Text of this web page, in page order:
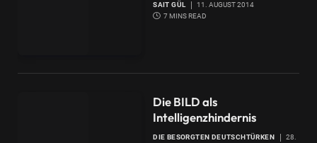
SAIT GÜL
11. AUGUST 2014
7 MINS READ
Die BILD als
Intelligenzhindernis
DIE BESORGTEN DEUTSCHTÜRKEN
28.